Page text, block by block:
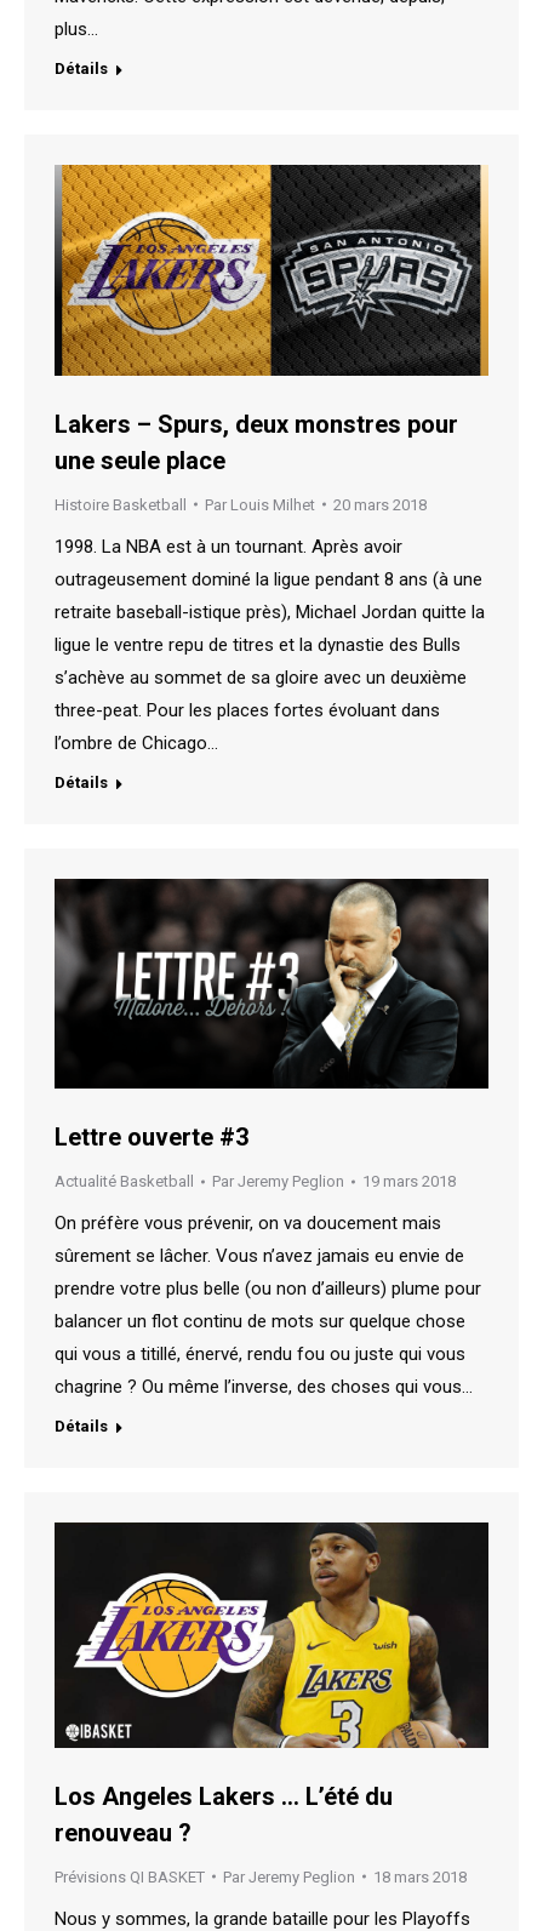
plus…
Détails
Lakers – Spurs, deux monstres pour
une seule place
Histoire Basketball Par Louis Milhet 20 mars 2018
1998. La NBA est à un tournant. Après avoir
outrageusement dominé la ligue pendant 8 ans (à une
retraite baseball-istique près), Michael Jordan quitte la
ligue le ventre repu de titres et la dynastie des Bulls
s’achève au sommet de sa gloire avec un deuxième
three-peat. Pour les places fortes évoluant dans
l’ombre de Chicago…
Détails
Lettre ouverte #3
Actualité Basketball Par Jeremy Peglion 19 mars 2018
On préfère vous prévenir, on va doucement mais
sûrement se lâcher. Vous n’avez jamais eu envie de
prendre votre plus belle (ou non d’ailleurs) plume pour
balancer un flot continu de mots sur quelque chose
qui vous a titillé, énervé, rendu fou ou juste qui vous
chagrine ? Ou même l’inverse, des choses qui vous…
Détails
Los Angeles Lakers … L’été du
renouveau ?
Prévisions QI BASKET Par Jeremy Peglion 18 mars 2018
Nous y sommes, la grande bataille pour les Playoffs